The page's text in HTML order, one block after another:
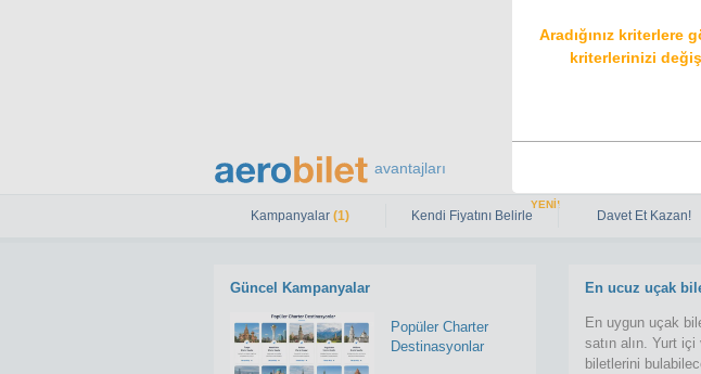
avantajları
Kampanyalar (1) Kendi Fiyatını Belirle
YENİ!
Davet Et Kazan!
Güncel Kampanyalar
Popüler Charter
Destinasyonlar
En ucuz uçak
En uygun uçak
satın alın. Yurt
biletlerini
Aradığınız kriterlere
kriterlerinizi